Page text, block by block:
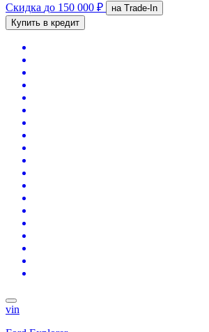
Скидка до 150 000 ₽
на Trade-In
Купить в кредит
vin